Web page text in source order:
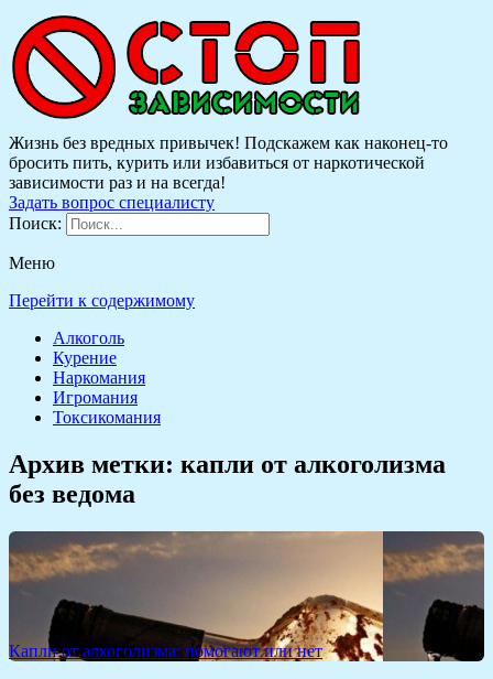
Жизнь без вредных привычек! Подскажем как наконец-то
бросить пить, курить или избавиться от наркотической
зависимости раз и на всегда!
Задать вопрос специалисту
Поиск:
Меню
Перейти к содержимому
Алкоголь
Курение
Наркомания
Игромания
Токсикомания
Архив метки: капли от алкоголизма
без ведома
Капли от алкоголизма: помогают или нет